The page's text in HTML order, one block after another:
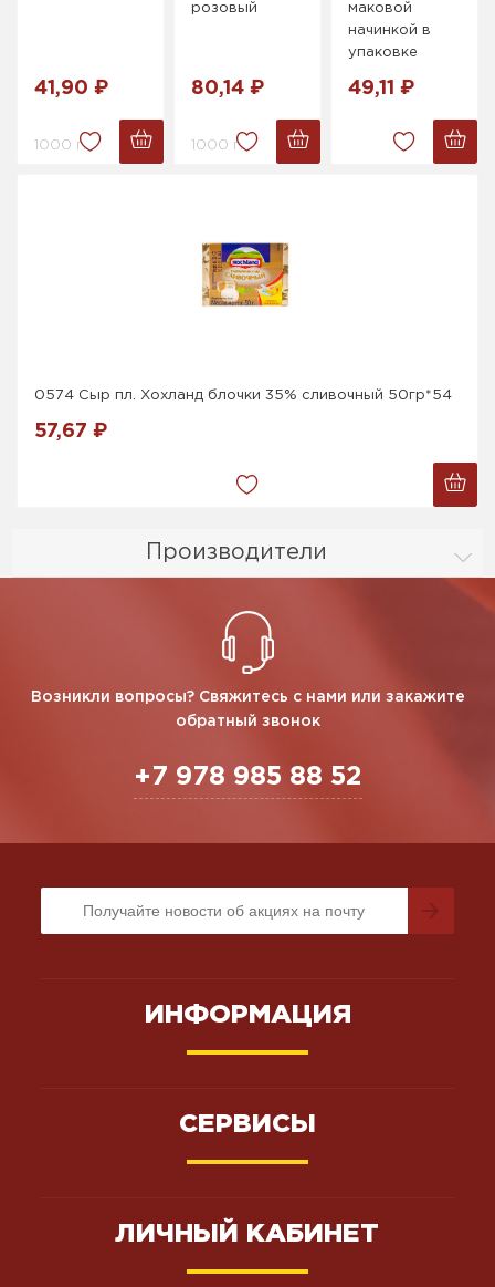
Производители
41,90 ₽
1000 г.
розовый
80,14 ₽
1000 г.
маковой
начинкой в
упаковке
49,11 ₽
0574 Сыр пл. Хохланд блочки 35% сливочный 50гр*54
57,67 ₽
Возникли вопросы? Свяжитесь с нами или закажите
обратный звонок
+7 978 985 88 52
ИНФОРМАЦИЯ
СЕРВИСЫ
ЛИЧНЫЙ КАБИНЕТ